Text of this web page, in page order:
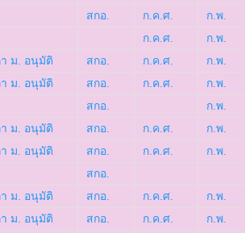
สกอ. ก.ค.ศ.
ก.พ.
ก.ค.ศ.
ก.พ.
ม. อนุมัติ สกอ. ก.ค.ศ.
ก.พ.
ม. อนุมัติ สกอ. ก.ค.ศ.
ก.พ.
สกอ.
ก.พ.
ม. อนุมัติ สกอ. ก.ค.ศ.
ก.พ.
ม. อนุมัติ สกอ. ก.ค.ศ.
ก.พ.
สกอ.
ม. อนุมัติ สกอ. ก.ค.ศ.
ก.พ.
ม. อนุมัติ สกอ. ก.ค.ศ.
ก.พ.